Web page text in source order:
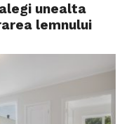
unealta
lemnului